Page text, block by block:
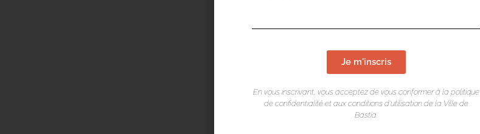
Je m'inscris
En vous inscrivant, vous acceptez de vous conformer à la politique
de confidentialité et aux conditions d’utilisation de la Ville de
Bastia.